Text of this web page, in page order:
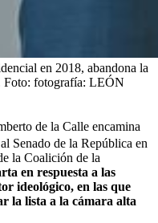
en 2018, abandona la
Foto: fotografía: LEÓN
de la Calle encamina
Senado de la República en
la Coalición de la
en respuesta a las
ideológico, en las que
la lista a la cámara alta